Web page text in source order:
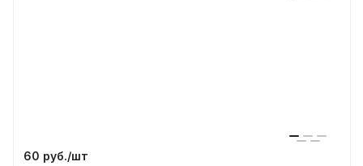
60 руб./шт